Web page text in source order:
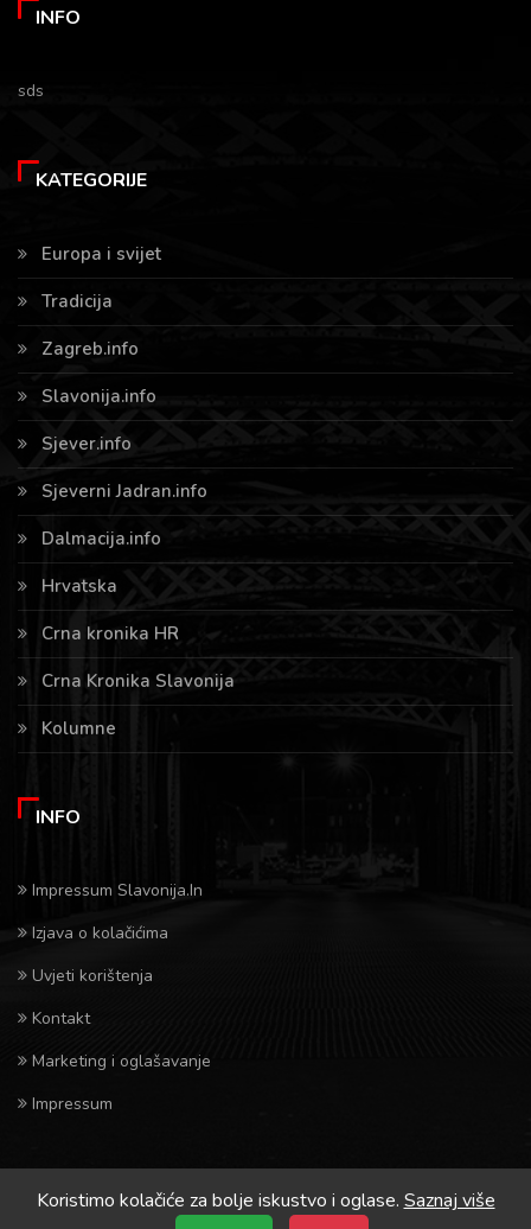
INFO
sds
KATEGORIJE
Europa i svijet
Tradicija
Zagreb.info
Slavonija.info
Sjever.info
Sjeverni Jadran.info
Dalmacija.info
Hrvatska
Crna kronika HR
Crna Kronika Slavonija
Kolumne
INFO
Impressum Slavonija.In
Izjava o kolačićima
Uvjeti korištenja
Kontakt
Marketing i oglašavanje
Impressum
Koristimo kolačiće za bolje iskustvo i oglase. Saznaj više